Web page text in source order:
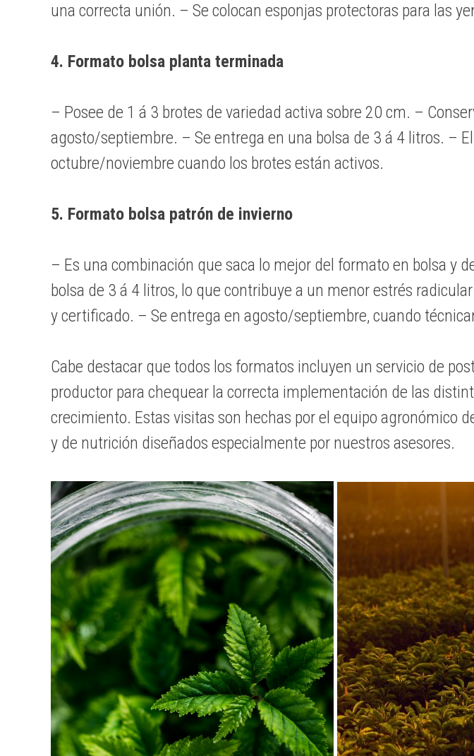
una correcta unión. – Se colocan esponjas protectoras para las
4. Formato bolsa planta terminada
– Posee de 1 á 3 brotes de variedad activa sobre 20 cm. –
agosto/septiembre. – Se entrega en una bolsa de 3 á 4 litros. –
octubre/noviembre cuando los brotes están activos.
5. Formato bolsa patrón de invierno
– Es una combinación que saca lo mejor del formato en bolsa y
bolsa de 3 á 4 litros, lo que contribuye a un menor estrés
y certificado. – Se entrega en agosto/septiembre, cuando
Cabe destacar que todos los formatos incluyen un servicio de
productor para chequear la correcta implementación de las
crecimiento. Estas visitas son hechas por el equipo agronómico
y de nutrición diseñados especialmente por nuestros asesores.